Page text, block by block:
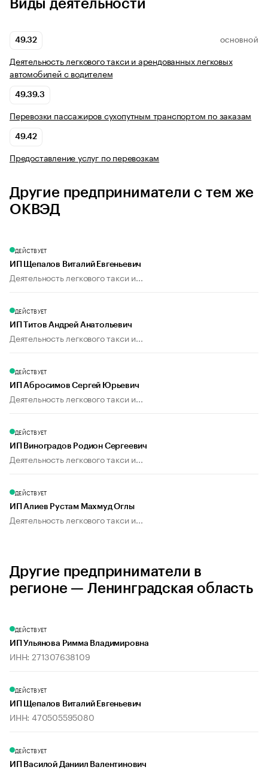
Виды деятельности
49.32 ОСНОВНОЙ
Деятельность легкового такси и арендованных легковых
автомобилей с водителем
49.39.3
Перевозки пассажиров сухопутным транспортом по заказам
49.42
Предоставление услуг по перевозкам
Другие предприниматели с тем же
ОКВЭД
ДЕЙСТВУЕТ
ИП Щепалов Виталий Евгеньевич
Деятельность легкового такси и...
ДЕЙСТВУЕТ
ИП Титов Андрей Анатольевич
Деятельность легкового такси и...
ДЕЙСТВУЕТ
ИП Абросимов Сергей Юрьевич
Деятельность легкового такси и...
ДЕЙСТВУЕТ
ИП Виноградов Родион Сергеевич
Деятельность легкового такси и...
ДЕЙСТВУЕТ
ИП Алиев Рустам Махмуд Оглы
Деятельность легкового такси и...
Другие предприниматели в
регионе — Ленинградская область
ДЕЙСТВУЕТ
ИП Ульянова Римма Владимировна
ИНН: 271307638109
ДЕЙСТВУЕТ
ИП Щепалов Виталий Евгеньевич
ИНН: 470505595080
ДЕЙСТВУЕТ
ИП Василой Даниил Валентинович